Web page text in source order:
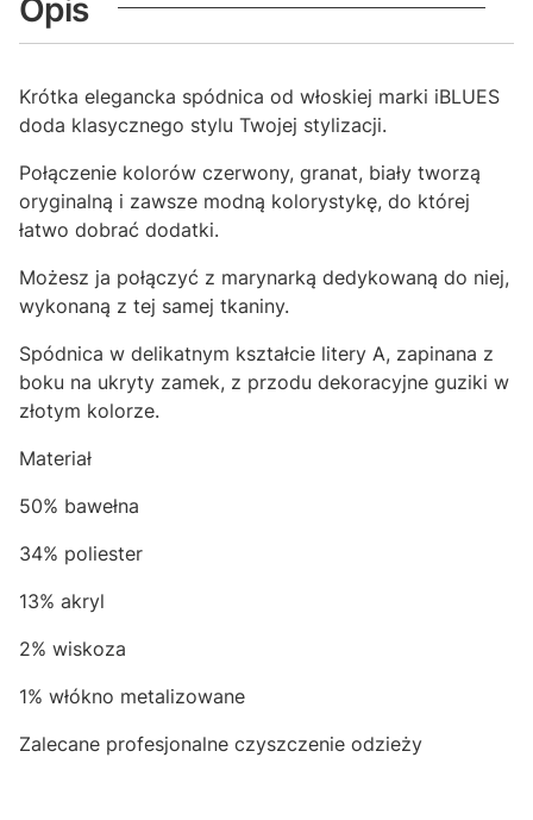
Opis
Krótka elegancka spódnica od włoskiej marki iBLUES
doda klasycznego stylu Twojej stylizacji.
Połączenie kolorów czerwony, granat, biały tworzą
oryginalną i zawsze modną kolorystykę, do której
łatwo dobrać dodatki.
Możesz ja połączyć z marynarką dedykowaną do niej,
wykonaną z tej samej tkaniny.
Spódnica w delikatnym kształcie litery A, zapinana z
boku na ukryty zamek, z przodu dekoracyjne guziki w
złotym kolorze.
Materiał
50% bawełna
34% poliester
13% akryl
2% wiskoza
1% włókno metalizowane
Zalecane profesjonalne czyszczenie odzieży